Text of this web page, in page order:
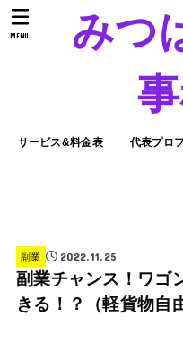
みつ
サービス&料金表 代表プロ
MENU
副業 2022.11.25
副業チャンス！ワゴ
きる！？（軽貨物自